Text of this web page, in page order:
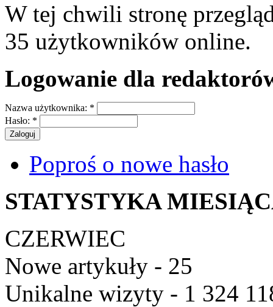
W tej chwili stronę
35 użytkowników online.
Logowanie dla
Nazwa użytkownika: *
Hasło: *
Poproś o nowe hasło
STATYSTYKA
CZERWIEC
Nowe artykuły - 25
Unikalne wizyty - 1 324